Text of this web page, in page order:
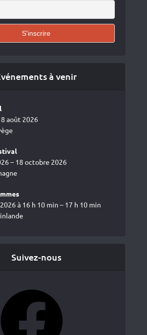
à venir
août 2026
– 18 octobre 2026
à 16 h 10 min – 17 h 10 min
Suivez-nous